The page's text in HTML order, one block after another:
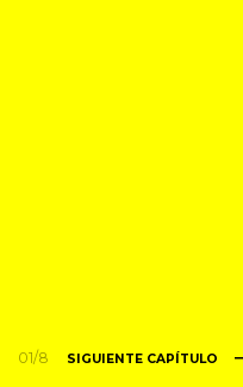
01/8 SIGUIENTE CAPÍTULO